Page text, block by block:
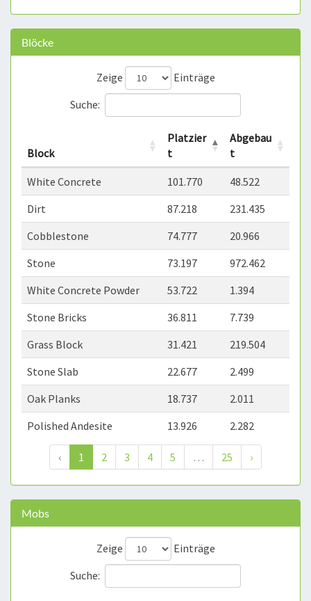
Blöcke
Zeige
Einträge
Suche:
Block
Platzier
t
Abgebau
t
White Concrete 101.770
48.522
Dirt
87.218
231.435
Cobblestone
74.777
20.966
Stone
73.197
972.462
White Concrete Powder
53.722
1.394
Stone Bricks
36.811
7.739
Grass Block
31.421
219.504
Stone Slab
22.677
2.499
Oak Planks
18.737
2.011
Polished Andesite
13.926 2.282
‹ 1 2 3 4 5 … 25 ›
Mobs
Zeige
Einträge
Suche: